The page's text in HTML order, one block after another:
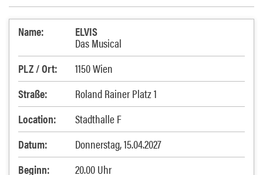
Name: ELVIS
Das Musical
PLZ / Ort:
1150 Wien
Straße:
Roland Rainer Platz 1
Location:
Stadthalle F
Datum:
Donnerstag, 15.04.2027
Beginn:
20.00 Uhr